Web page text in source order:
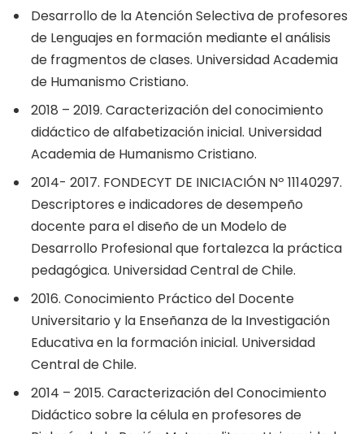
Desarrollo de la Atención Selectiva de profesores
de Lenguajes en formación mediante el análisis
de fragmentos de clases. Universidad Academia
de Humanismo Cristiano.
2018 – 2019. Caracterización del conocimiento
didáctico de alfabetización inicial. Universidad
Academia de Humanismo Cristiano.
2014- 2017. FONDECYT DE INICIACIÓN Nº 11140297.
Descriptores e indicadores de desempeño
docente para el diseño de un Modelo de
Desarrollo Profesional que fortalezca la práctica
pedagógica. Universidad Central de Chile.
2016. Conocimiento Práctico del Docente
Universitario y la Enseñanza de la Investigación
Educativa en la formación inicial. Universidad
Central de Chile.
2014 – 2015. Caracterización del Conocimiento
Didáctico sobre la célula en profesores de